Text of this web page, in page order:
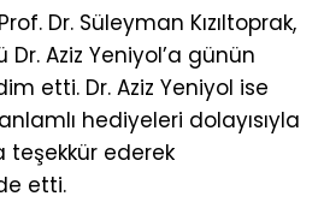
Dr. Süleyman Kızıltoprak,
Dr. Aziz Yeniyol’a günün
etti. Dr. Aziz Yeniyol ise
hediyeleri dolayısıyla
teşekkür ederek
etti.